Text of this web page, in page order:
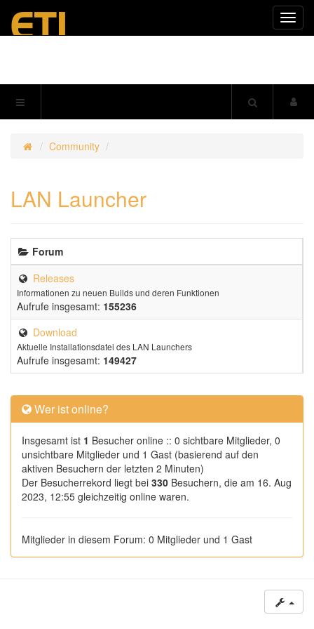
Community
LAN Launcher
Forum
Releases
Informationen zu neuen Builds und deren Funktionen
Aufrufe insgesamt: 155236
Download
Aktuelle Installationsdatei des LAN Launchers
Aufrufe insgesamt: 149427
Wer ist online?
Insgesamt ist 1 Besucher online :: 0 sichtbare Mitglieder, 0
unsichtbare Mitglieder und 1 Gast (basierend auf den
aktiven Besuchern der letzten 2 Minuten)
Der Besucherrekord liegt bei 330 Besuchern, die am 16. Aug
2023, 12:55 gleichzeitig online waren.
Mitglieder in diesem Forum: 0 Mitglieder und 1 Gast